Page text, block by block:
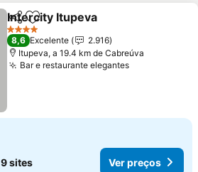
PartilharAdicionar aos favoritos
Intercity Itupeva
4 Estrelas
8,6 Excelente
2.916
Itupeva, a 19.4 km de Cabreúva
Bar e restaurante elegantes
9 sites Ver preços